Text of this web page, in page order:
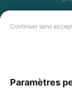
Continuer sans
Paramètres